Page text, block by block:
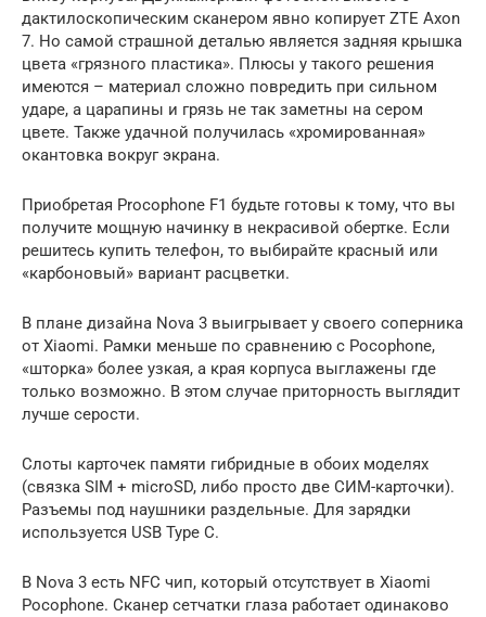
дактилоскопическим сканером явно копирует ZTE Axon
7. Но самой страшной деталью является задняя крышка
цвета «грязного пластика». Плюсы у такого решения
имеются – материал сложно повредить при сильном
ударе, а царапины и грязь не так заметны на сером
цвете. Также удачной получилась «хромированная»
окантовка вокруг экрана.
Приобретая Procophone F1 будьте готовы к тому, что вы
получите мощную начинку в некрасивой обертке. Если
решитесь купить телефон, то выбирайте красный или
«карбоновый» вариант расцветки.
В плане дизайна Nova 3 выигрывает у своего соперника
от Xiaomi. Рамки меньше по сравнению с Pocophone,
«шторка» более узкая, а края корпуса выглажены где
только возможно. В этом случае приторность выглядит
лучше серости.
Слоты карточек памяти гибридные в обоих моделях
(связка SIM + microSD, либо просто две СИМ-карточки).
Разъемы под наушники раздельные. Для зарядки
используется USB Type C.
В Nova 3 есть NFC чип, который отсутствует в Xiaomi
Pocophone. Сканер сетчатки глаза работает одинаково